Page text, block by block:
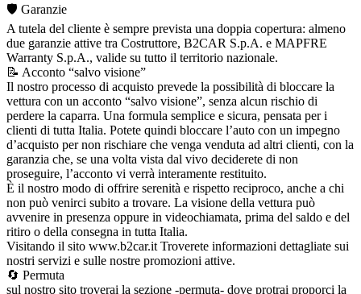
🛡️ Garanzie
A tutela del cliente è sempre prevista una doppia copertura: almeno
due garanzie attive tra Costruttore, B2CAR S.p.A. e MAPFRE
Warranty S.p.A., valide su tutto il territorio nazionale.
📝 Acconto “salvo visione”
Il nostro processo di acquisto prevede la possibilità di bloccare la
vettura con un acconto “salvo visione”, senza alcun rischio di
perdere la caparra. Una formula semplice e sicura, pensata per i
clienti di tutta Italia. Potete quindi bloccare l’auto con un impegno
d’acquisto per non rischiare che venga venduta ad altri clienti, con la
garanzia che, se una volta vista dal vivo deciderete di non
proseguire, l’acconto vi verrà interamente restituito.
È il nostro modo di offrire serenità e rispetto reciproco, anche a chi
non può venirci subito a trovare. La visione della vettura può
avvenire in presenza oppure in videochiamata, prima del saldo e del
ritiro o della consegna in tutta Italia.
Visitando il sito www.b2car.it Troverete informazioni dettagliate sui
nostri servizi e sulle nostre promozioni attive.
🔄 Permuta
sul nostro sito troverai la sezione -permuta- dove protrai proporci la